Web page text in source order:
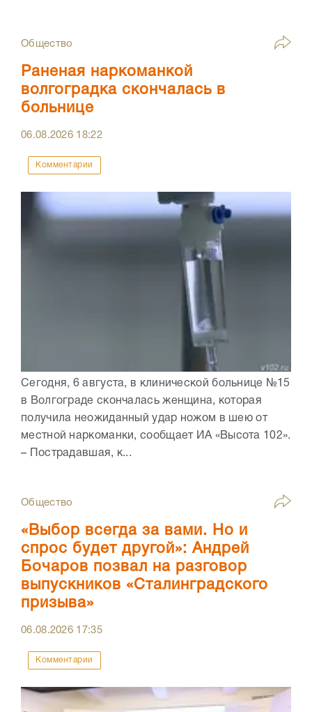
Общество
Раненая наркоманкой
волгоградка скончалась в
больнице
06.08.2026 18:22
Комментарии
Сегодня, 6 августа, в клинической больнице №15
в Волгограде скончалась женщина, которая
получила неожиданный удар ножом в шею от
местной наркоманки, сообщает ИА «Высота 102».
– Пострадавшая, к...
Общество
«Выбор всегда за вами. Но и
спрос будет другой»: Андрей
Бочаров позвал на разговор
выпускников «Сталинградского
призыва»
06.08.2026 17:35
Комментарии